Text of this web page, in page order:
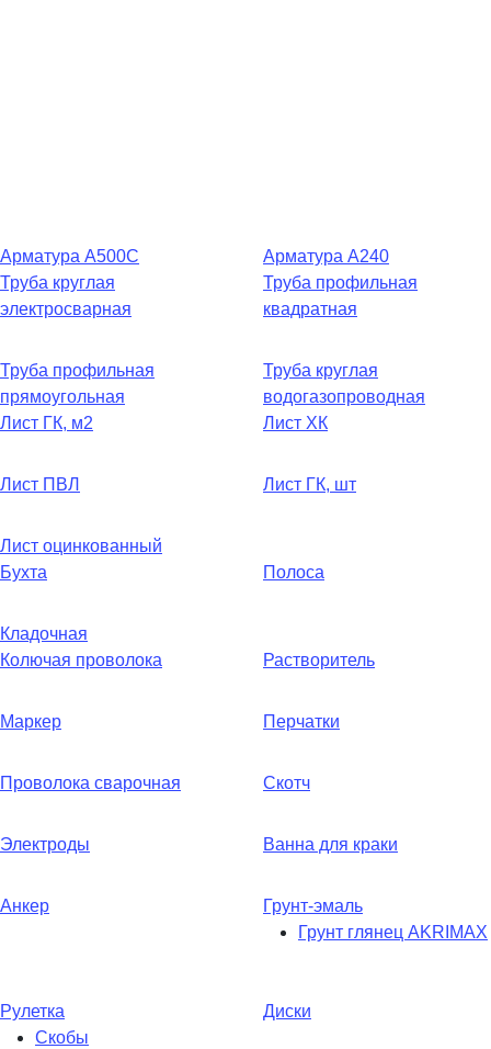
Арматура А500С
Арматура А240
Труба круглая
электросварная
Труба профильная
квадратная
Труба профильная
прямоугольная
Труба круглая
водогазопроводная
Лист ГК, м2
Лист ХК
Лист ПВЛ Лист ГК, шт
Лист оцинкованный
Бухта
Полоса
Кладочная
Колючая проволока
Растворитель
Маркер Перчатки
Проволока сварочная Скотч
Электроды Ванна для краки
Анкер
Грунт-эмаль
Грунт глянец AKRIMAX
Рулетка
Скобы
Диски